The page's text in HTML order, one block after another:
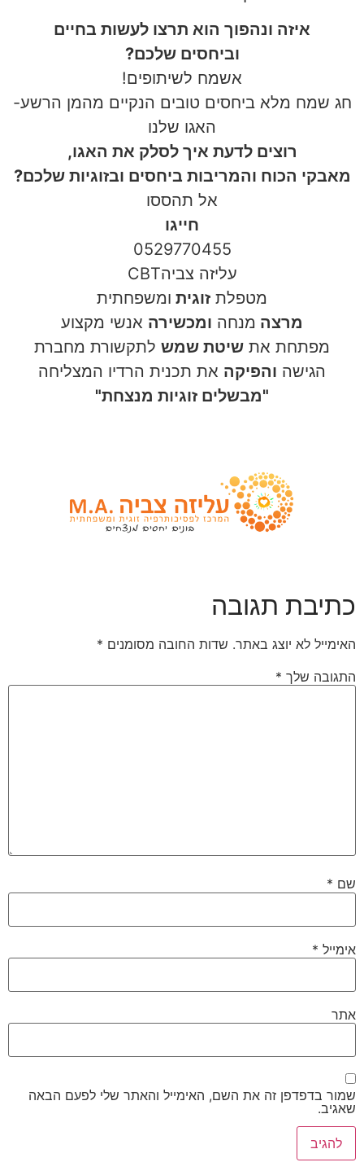
איזה ונהפוך הוא תרצו לעשות בחיים
וביחסים שלכם?
אשמח לשיתופים!
חג שמח מלא ביחסים טובים הנקיים מהמן הרשע-
האגו שלנו
רוצים לדעת איך לסלק את האגו,
מאבקי הכוח והמריבות ביחסים ובזוגיות שלכם?
אל תהססו
חייגו
0529770455
עליזה צביהCBT
מטפלת זוגית ומשפחתית
מרצה מנחה ומכשירה אנשי מקצוע
מפתחת את שיטת שמש לתקשורת מחברת
הגישה והפיקה את תכנית הרדיו המצליחה
"מבשלים זוגיות מנצחת"
כתיבת תגובה
האימייל לא יוצג באתר. שדות החובה מסומנים *
התגובה שלך *
שם *
אימייל *
אתר
שמור בדפדפן זה את השם, האימייל והאתר שלי לפעם הבאה
שאגיב.